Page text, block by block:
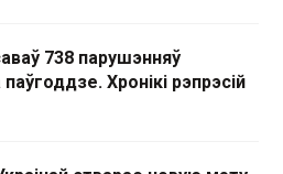
738 парушэнняў
Хронікі рэпрэсій